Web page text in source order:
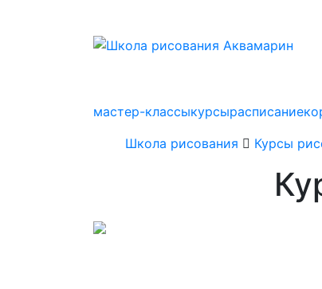
мастер-классыкурсырасписание
Школа рисования
Курсы